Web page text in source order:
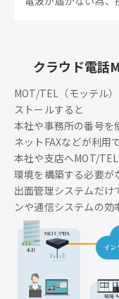
クラウド電話
MOT/TEL（モッテル
ストールすると
本社や事務所の番号を
ネットFAXなどが利用
本社や支店へMOT/
環境を構築する必要が
出面管理システムだけ
ンや通信システムの効